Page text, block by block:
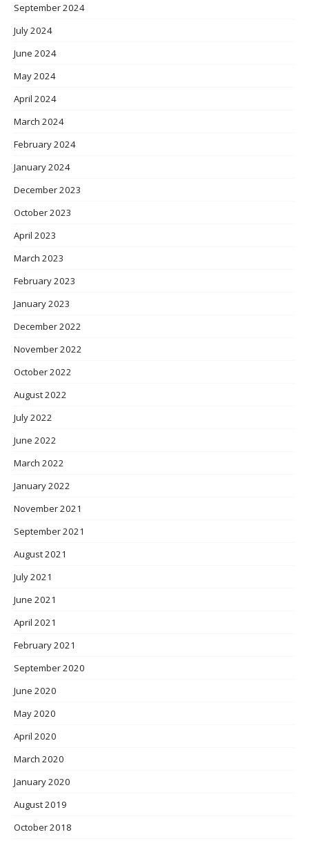
September 2024
July 2024
June 2024
May 2024
April 2024
March 2024
February 2024
January 2024
December 2023
October 2023
April 2023
March 2023
February 2023
January 2023
December 2022
November 2022
October 2022
August 2022
July 2022
June 2022
March 2022
January 2022
November 2021
September 2021
August 2021
July 2021
June 2021
April 2021
February 2021
September 2020
June 2020
May 2020
April 2020
March 2020
January 2020
August 2019
October 2018